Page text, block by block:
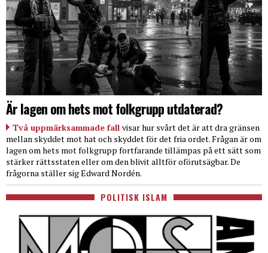
Är lagen om hets mot folkgrupp utdaterad?
Två uppmärksammade fall visar hur svårt det är att dra gränsen
mellan skyddet mot hat och skyddet för det fria ordet. Frågan är om
lagen om hets mot folkgrupp fortfarande tillämpas på ett sätt som
stärker rättsstaten eller om den blivit alltför oförutsägbar. De
frågorna ställer sig Edward Nordén.
POLITISK ISLAM